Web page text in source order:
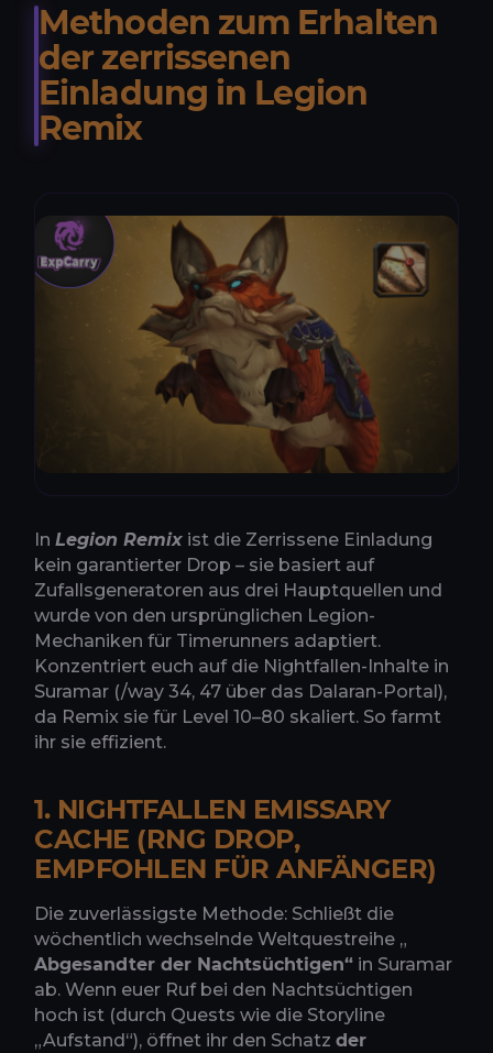
Methoden zum Erhalten
der zerrissenen
Einladung in Legion
Remix
In Legion Remix ist die Zerrissene Einladung
kein garantierter Drop – sie basiert auf
Zufallsgeneratoren aus drei Hauptquellen und
wurde von den ursprünglichen Legion-
Mechaniken für Timerunners adaptiert.
Konzentriert euch auf die Nightfallen-Inhalte in
Suramar (/way 34, 47 über das Dalaran-Portal),
da Remix sie für Level 10–80 skaliert. So farmt
ihr sie effizient.
1. NIGHTFALLEN EMISSARY
CACHE (RNG DROP,
EMPFOHLEN FÜR ANFÄNGER)
Die zuverlässigste Methode: Schließt die
wöchentlich wechselnde Weltquestreihe „
Abgesandter der Nachtsüchtigen“ in Suramar
ab. Wenn euer Ruf bei den Nachtsüchtigen
hoch ist (durch Quests wie die Storyline
„Aufstand“), öffnet ihr den Schatz der